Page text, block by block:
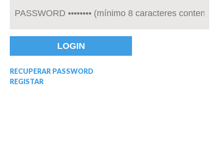
RECUPERAR PASSWORD
REGISTAR